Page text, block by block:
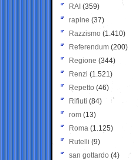
RAI (359)
rapine (37)
Razzismo (1.410)
Referendum (200)
Regione (344)
Renzi (1.521)
Repetto (46)
Rifiuti (84)
rom (13)
Roma (1.125)
Rutelli (9)
san gottardo (4)